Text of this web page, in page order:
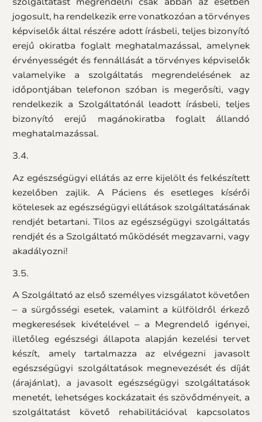
jogosult, ha rendelkezik erre vonatkozóan a törvényes
képviselők által részére adott írásbeli, teljes bizonyító
erejű okiratba foglalt meghatalmazással, amelynek
érvényességét és fennállását a törvényes képviselők
valamelyike a szolgáltatás megrendelésének az
időpontjában telefonon szóban is megerősíti, vagy
rendelkezik a Szolgáltatónál leadott írásbeli, teljes
bizonyító erejű magánokiratba foglalt állandó
meghatalmazással.
3.4.
Az egészségügyi ellátás az erre kijelölt és felkészített
kezelőben zajlik. A Páciens és esetleges kísérői
kötelesek az egészségügyi ellátások szolgáltatásának
rendjét betartani. Tilos az egészségügyi szolgáltatás
rendjét és a Szolgáltató működését megzavarni, vagy
akadályozni!
3.5.
A Szolgáltató az első személyes vizsgálatot követően
– a sürgősségi esetek, valamint a külföldről érkező
megkeresések kivételével – a Megrendelő igényei,
illetőleg egészségi állapota alapján kezelési tervet
készít, amely tartalmazza az elvégezni javasolt
egészségügyi szolgáltatások megnevezését és díját
(árajánlat), a javasolt egészségügyi szolgáltatások
menetét, lehetséges kockázatait és szövődményeit, a
szolgáltatást követő rehabilitációval kapcsolatos